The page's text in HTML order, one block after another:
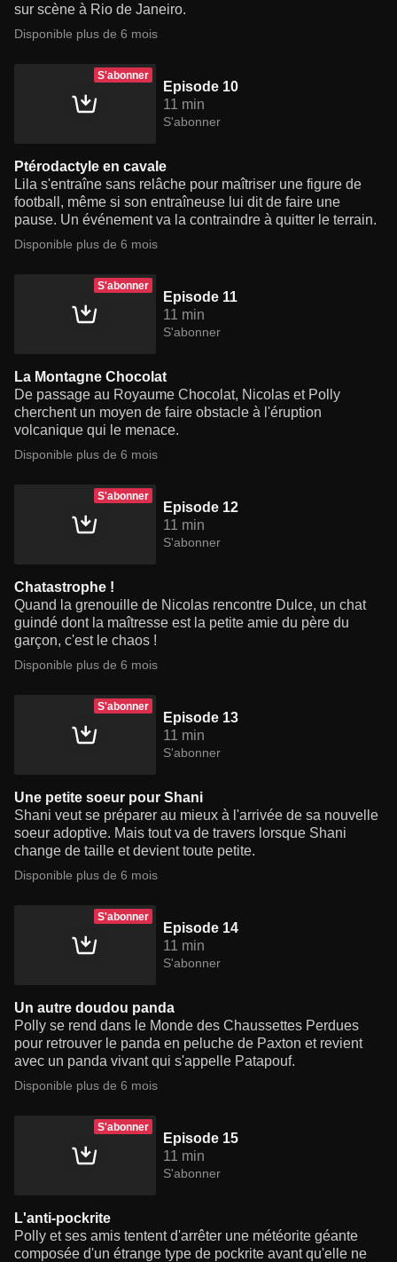
sur scène à Rio de Janeiro.
Disponible plus de 6 mois
S'abonner
Episode 10
11 min
S'abonner
Ptérodactyle en cavale
Lila s'entraîne sans relâche pour maîtriser une figure de
football, même si son entraîneuse lui dit de faire une
pause. Un événement va la contraindre à quitter le terrain.
Disponible plus de 6 mois
S'abonner
Episode 11
11 min
S'abonner
La Montagne Chocolat
De passage au Royaume Chocolat, Nicolas et Polly
cherchent un moyen de faire obstacle à l'éruption
volcanique qui le menace.
Disponible plus de 6 mois
S'abonner
Episode 12
11 min
S'abonner
Chatastrophe !
Quand la grenouille de Nicolas rencontre Dulce, un chat
guindé dont la maîtresse est la petite amie du père du
garçon, c'est le chaos !
Disponible plus de 6 mois
S'abonner
Episode 13
11 min
S'abonner
Une petite soeur pour Shani
Shani veut se préparer au mieux à l'arrivée de sa nouvelle
soeur adoptive. Mais tout va de travers lorsque Shani
change de taille et devient toute petite.
Disponible plus de 6 mois
S'abonner
Episode 14
11 min
S'abonner
Un autre doudou panda
Polly se rend dans le Monde des Chaussettes Perdues
pour retrouver le panda en peluche de Paxton et revient
avec un panda vivant qui s'appelle Patapouf.
Disponible plus de 6 mois
S'abonner
Episode 15
11 min
S'abonner
L'anti-pockrite
Polly et ses amis tentent d'arrêter une météorite géante
composée d'un étrange type de pockrite avant qu'elle ne